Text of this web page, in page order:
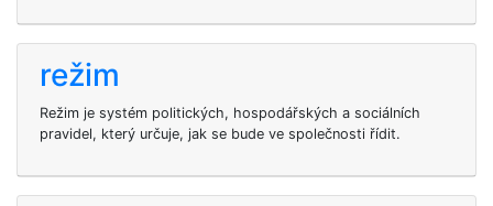
režim
Režim je systém politických, hospodářských a sociálních
pravidel, který určuje, jak se bude ve společnosti řídit.